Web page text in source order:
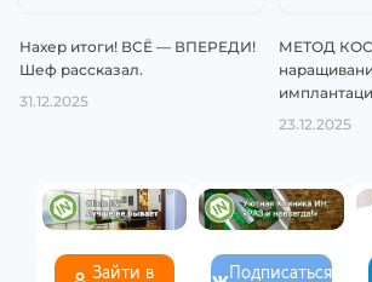
Нахер итоги! ВСЁ — ВПЕРЕДИ!
Шеф рассказал.
31.12.2025
МЕТОД
23.12.2025
Зайти в Подписаться